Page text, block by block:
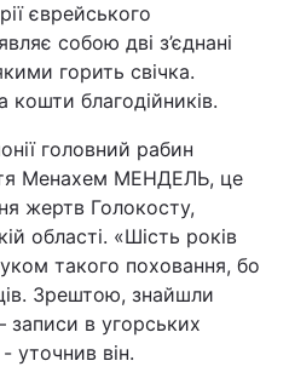
Війна
єврейського
собою дві з’єднані
горить свічка.
благодійників.
головний рабин
Менахем МЕНДЕЛЬ, це
жертв Голокосту,
області. «Шість років
такого поховання, бо
Зрештою, знайшли
записи в угорських
уточнив він.